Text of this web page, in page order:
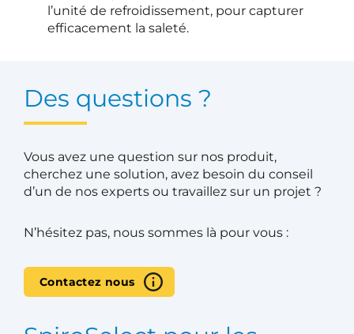
l’unité de refroidissement, pour capturer
efficacement la saleté.
Des questions ?
Vous avez une question sur nos produit,
cherchez une solution, avez besoin du conseil
d’un de nos experts ou travaillez sur un projet ?
N’hésitez pas, nous sommes là pour vous :
Contactez nous